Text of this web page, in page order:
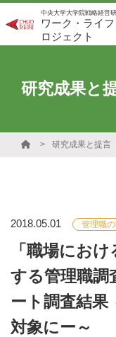
中央大学大学院戦略経営
ワーク・ライ
ロジェクト
研究成果と
研究成果と提言
2018.05.01 管理職
「職場にお
する管理職調
ート調査結果
対象にー～